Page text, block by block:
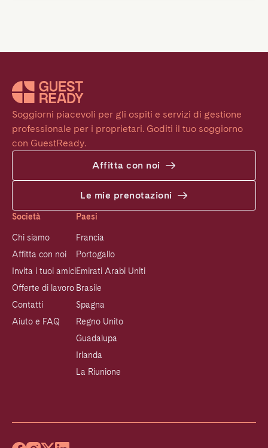
Soggiorni piacevoli per gli ospiti e servizi di gestione
professionale per i proprietari. Goditi il tuo soggiorno
con GuestReady.
Affitta con noi
Le mie prenotazioni
Società
Chi siamo
Affitta con noi
Invita i tuoi amici
Offerte di lavoro
Contatti
Aiuto e FAQ
Paesi
Francia
Portogallo
Emirati Arabi Uniti
Brasile
Spagna
Regno Unito
Guadalupa
Irlanda
La Riunione